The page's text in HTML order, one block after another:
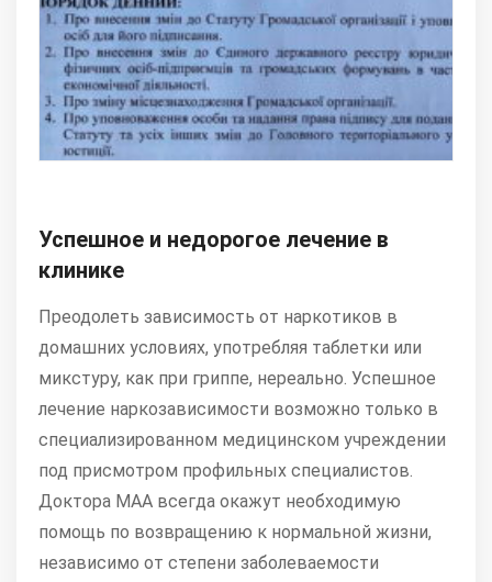
Успешное и недорогое лечение в
клинике
Преодолеть зависимость от наркотиков в
домашних условиях, употребляя таблетки или
микстуру, как при гриппе, нереально. Успешное
лечение наркозависимости возможно только в
специализированном медицинском учреждении
под присмотром профильных специалистов.
Доктора МАА всегда окажут необходимую
помощь по возвращению к нормальной жизни,
независимо от степени заболеваемости